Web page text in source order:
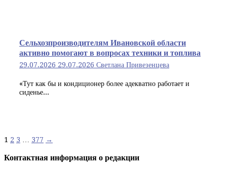
Сельхозпроизводителям Ивановской области
активно помогают в вопросах техники и топлива
29.07.2026 29.07.2026 Светлана Привезенцева
«Тут как бы и кондиционер более адекватно работает и
сиденье...
Навигация
по
1 2 3 377 →
Контактная информация о редакции